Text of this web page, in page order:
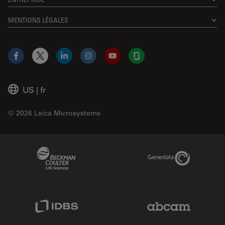
MENTIONS LÉGALES
US | fr
© 2026 Leica Microsystems
Facebook
X LinkedInInstagramYouTubeGlassdoor
Genedata Link